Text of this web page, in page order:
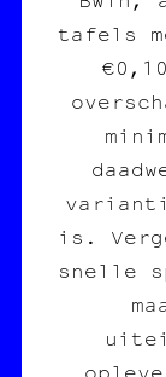
tafels
is.
snelle